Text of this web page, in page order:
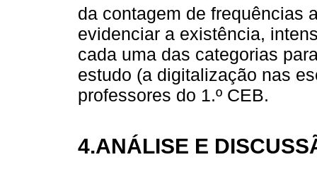
da contagem de frequências
evidenciar a existência,
cada uma das categorias
estudo (a digitalização nas
professores do 1.º CEB.
4.ANÁLISE E